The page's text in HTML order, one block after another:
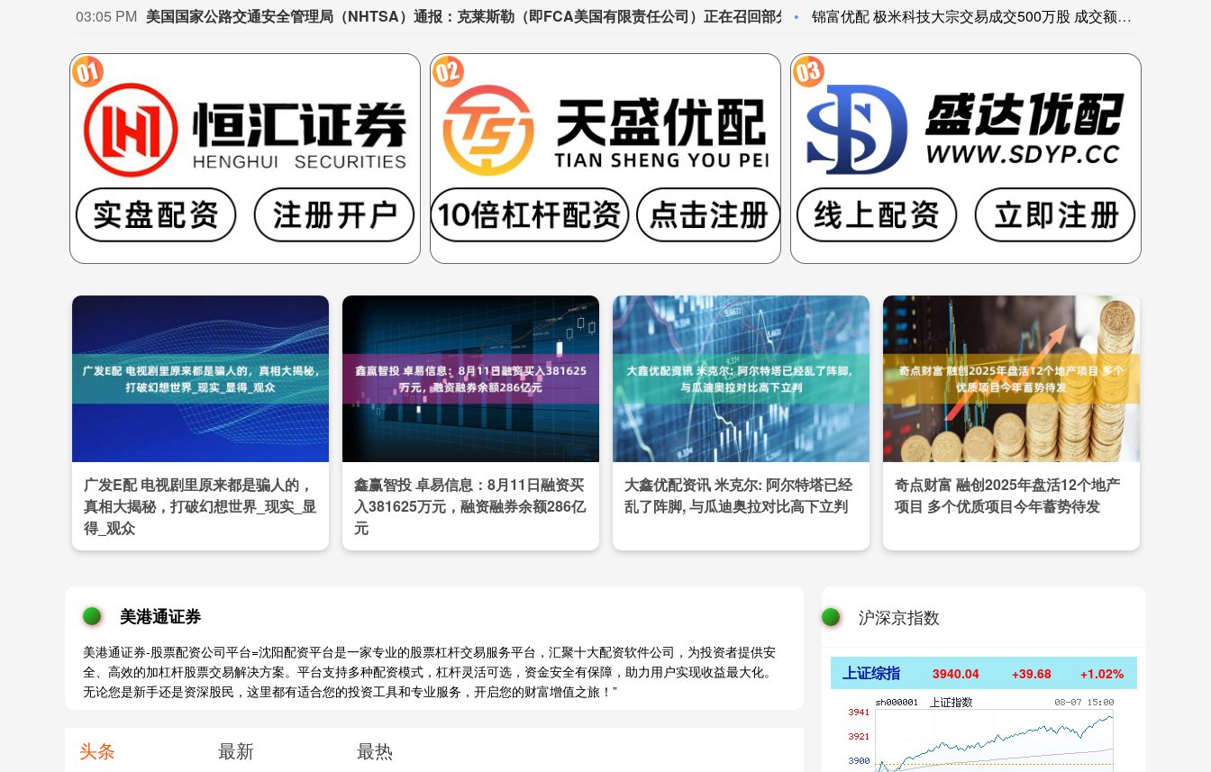
03:05 PM
美国国家公路交通安全管理局（NHTSA）通报：克莱斯勒（即FCA美国有限责任公司）正在召回部分美国市场车型，涉及1458辆美国车辆，本次召回范围内车辆存在安全带无法回缩的问题，无法按设计要求正确约束乘员，会提升乘员受伤风险。 美国国家公路交通安全管理局（NHTSA）通报：克莱斯勒（
锦富优配 极米科技大宗交易成交500万股 成交额56500万
广发E配 电视剧里原来都是骗人的，
真相大揭秘，打破幻想世界_现实_显
得_观众
鑫赢智投 卓易信息：8月11日融资买
入381625万元，融资融券余额286亿
元
大鑫优配资讯 米克尔: 阿尔特塔已经
乱了阵脚, 与瓜迪奥拉对比高下立判
奇点财富 融创2025年盘活12个地产
项目 多个优质项目今年蓄势待发
美港通证券
美港通证券-股票配资公司平台=沈阳配资平台是一家专业的股票杠杆交易服务平台，汇聚十大配资软件公司，为投资者提供安
全、高效的加杠杆股票交易解决方案。平台支持多种配资模式，杠杆灵活可选，资金安全有保障，助力用户实现收益最大化。
无论您是新手还是资深股民，这里都有适合您的投资工具和专业服务，开启您的财富增值之旅！”
头条 最新 最热
沪深京指数
上证综指 3940.04 +39.68 +1.02%